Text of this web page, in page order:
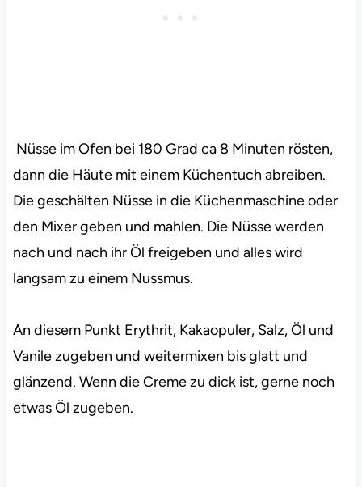
Nüsse im Ofen bei 180 Grad ca 8 Minuten rösten,
dann die Häute mit einem Küchentuch abreiben.
Die geschälten Nüsse in die Küchenmaschine oder
den Mixer geben und mahlen. Die Nüsse werden
nach und nach ihr Öl freigeben und alles wird
langsam zu einem Nussmus.
An diesem Punkt Erythrit, Kakaopuler, Salz, Öl und
Vanile zugeben und weitermixen bis glatt und
glänzend. Wenn die Creme zu dick ist, gerne noch
etwas Öl zugeben.